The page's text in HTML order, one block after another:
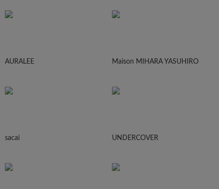
AURALEE Maison MIHARA YASUHIRO
sacai UNDERCOVER